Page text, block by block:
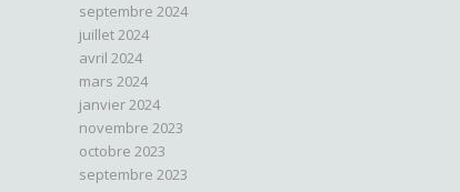
septembre 2024
juillet 2024
avril 2024
mars 2024
janvier 2024
novembre 2023
octobre 2023
septembre 2023